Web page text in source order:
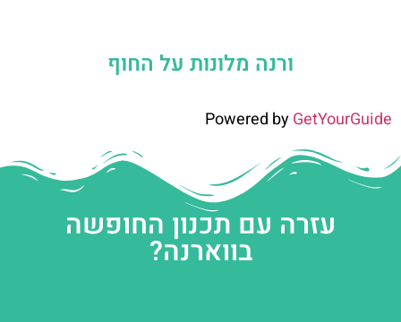
ורנה מלונות על החוף
Powered byGetYourGuide
עזרה עם תכנון החופשה
בווארנה?